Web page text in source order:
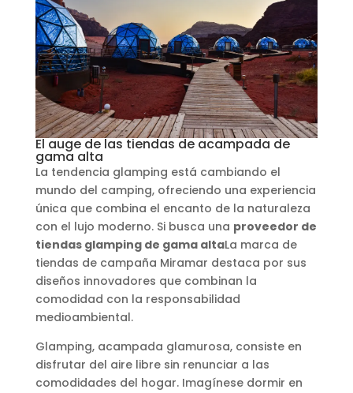
El auge de las tiendas de acampada de
gama alta
La tendencia glamping está cambiando el
mundo del camping, ofreciendo una experiencia
única que combina el encanto de la naturaleza
con el lujo moderno. Si busca una proveedor de
tiendas glamping de gama altaLa marca de
tiendas de campaña Miramar destaca por sus
diseños innovadores que combinan la
comodidad con la responsabilidad
medioambiental.
Glamping, acampada glamurosa, consiste en
disfrutar del aire libre sin renunciar a las
comodidades del hogar. Imagínese dormir en